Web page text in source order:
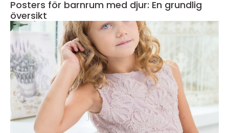
Posters för barnrum med djur: En grundlig
översikt